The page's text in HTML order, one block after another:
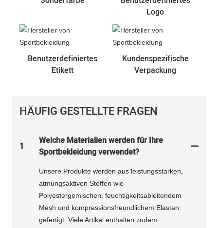
Logo
Benutzerdefiniertes
Etikett
Kundenspezifische
Verpackung
HÄUFIG GESTELLTE FRAGEN
1
Welche Materialien werden für Ihre
Sportbekleidung verwendet?
Unsere Produkte werden aus leistungsstarken,
atmungsaktiven Stoffen wie
Polyestergemischen, feuchtigkeitsableitendem
Mesh und kompressionsfreundlichem Elastan
gefertigt. Viele Artikel enthalten zudem